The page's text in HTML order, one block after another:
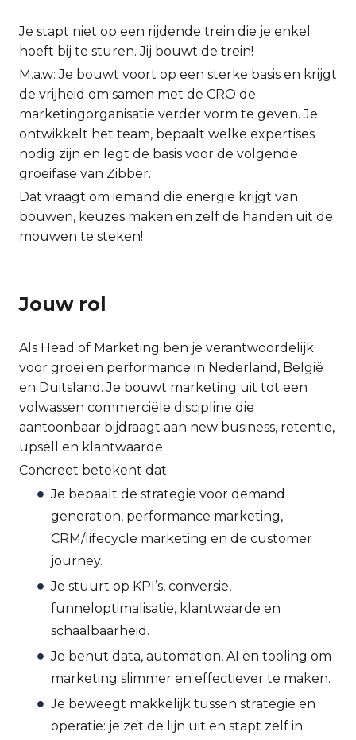
Je stapt niet op een rijdende trein die je enkel
hoeft bij te sturen. Jij bouwt de trein!
M.a.w: Je bouwt voort op een sterke basis en krijgt
de vrijheid om samen met de CRO de
marketingorganisatie verder vorm te geven. Je
ontwikkelt het team, bepaalt welke expertises
nodig zijn en legt de basis voor de volgende
groeifase van Zibber.
Dat vraagt om iemand die energie krijgt van
bouwen, keuzes maken en zelf de handen uit de
mouwen te steken!
Jouw rol
Als Head of Marketing ben je verantwoordelijk
voor groei en performance in Nederland, België
en Duitsland. Je bouwt marketing uit tot een
volwassen commerciële discipline die
aantoonbaar bijdraagt aan new business, retentie,
upsell en klantwaarde.
Concreet betekent dat:
Je bepaalt de strategie voor demand
generation, performance marketing,
CRM/lifecycle marketing en de customer
journey.
Je stuurt op KPI’s, conversie,
funneloptimalisatie, klantwaarde en
schaalbaarheid.
Je benut data, automation, AI en tooling om
marketing slimmer en effectiever te maken.
Je beweegt makkelijk tussen strategie en
operatie: je zet de lijn uit en stapt zelf in